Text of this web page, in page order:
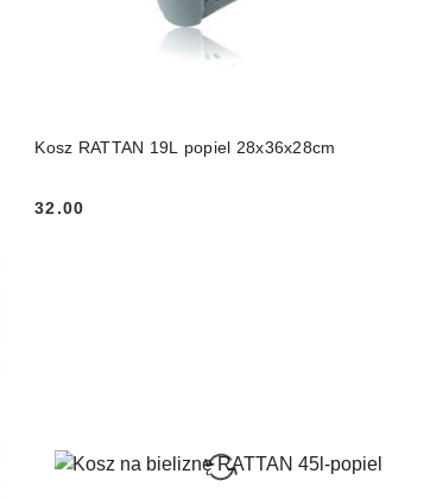
Kosz RATTAN 19L popiel 28x36x28cm
Cena:
32.00